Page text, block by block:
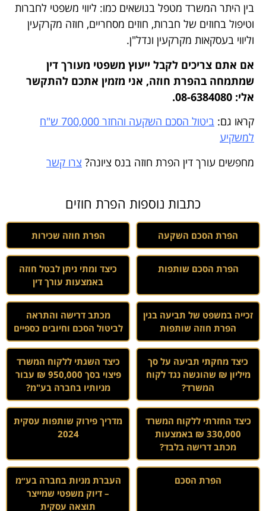
בין היתר המשרד מטפל בנושאים כמו: ליווי משפטי לחברות
וטיפול בחוזים של חברות, חוזים מסחריים, חוזה מקרקעין
וליווי בעסקאות מקרקעין ונדל"ן.
אם אתם צריכים לקבל ייעוץ משפטי מעורך דין
שמתמחה בהפרת חוזה, אני מזמין אתכם להתקשר
אלי: 08-6384080.
קראו גם:
ביטול הסכם השקעה והחזר 700,000 ש"ח
למשקיע
מחפשים עורך דין הפרת חוזה בנס ציונה? צרו קשר
כתבות נוספות הפרת חוזים
הפרת הסכם השקעה הפרת חוזה שכירות
הפרת הסכם שותפות
כיצד ומתי ניתן לבטל חוזה
באמצעות עורך דין
זכייה במשפט של תביעה בגין
הפרת חוזה שותפות
מכתב דרישה והתראה
לביטול הסכם וחיובים כספיים
כיצד מחקתי תביעה על סך
מיליון ₪ שהוגשה נגד לקוח
המשרד?
כיצד השגתי ללקוח המשרד
פיצוי בסך 950,000 ₪ עבור
מניותיו בחברה בע"מ?
כיצד החזרתי ללקוח המשרד
330,000 ₪ באמצעות
מכתב דרישה בלבד?
מדריך פירוק שותפות עסקית
2024
הפרת הסכם
העברת מניות בחברה בע״מ
– דיוק משפטי שמייצר
תוצאה עסקית